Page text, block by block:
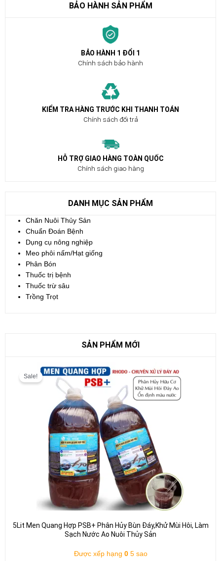
BẢO HÀNH SẢN PHẨM
BẢO HÀNH 1 ĐỔI 1
Chính sách bảo hành
KIỂM TRA HÀNG TRƯỚC KHI THANH TOÁN
Chính sách đổi trả
HỖ TRỢ GIAO HÀNG TOÀN QUỐC
Chính sách giao hàng
DANH MỤC SẢN PHẨM
Chăn Nuôi Thủy Sản
Chuẩn Đoán Bệnh
Dụng cụ nông nghiệp
Meo phôi nấm/Hạt giống
Phân Bón
Thuốc trị bệnh
Thuốc trừ sâu
Trồng Trọt
SẢN PHẨM MỚI
Sale!
5Lit Men Quang Hợp PSB+ Phân Hủy Bùn Đáy,Khử Mùi Hôi, Làm
Sạch Nước Ao Nuôi Thủy Sản
Được xếp hạng 05 sao
Giá
gốc
là:
130.000 VND.
hiện
tại
là: